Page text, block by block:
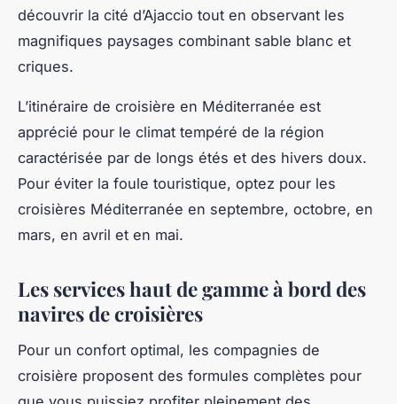
découvrir la cité d’Ajaccio tout en observant les
magnifiques paysages combinant sable blanc et
criques.
L’itinéraire de croisière en Méditerranée est
apprécié pour le climat tempéré de la région
caractérisée par de longs étés et des hivers doux.
Pour éviter la foule touristique, optez pour les
croisières Méditerranée en septembre, octobre, en
mars, en avril et en mai.
Les services haut de gamme à bord des
navires de croisières
Pour un confort optimal, les compagnies de
croisière proposent des formules complètes pour